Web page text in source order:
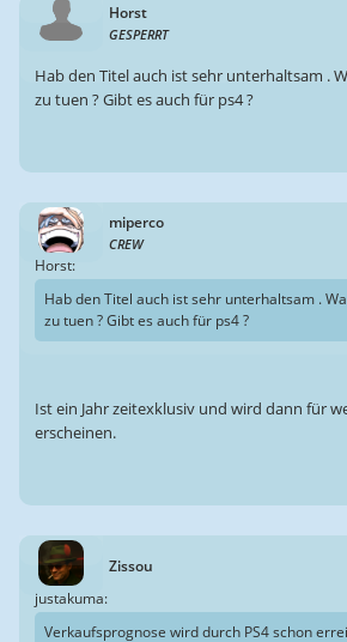
Horst
GESPERRT
Hab den Titel auch ist sehr unterhaltsam .
zu tuen ? Gibt es auch für ps4 ?
miperco
CREW
Horst:
Hab den Titel auch ist sehr unterhaltsam .
zu tuen ? Gibt es auch für ps4 ?
Ist ein Jahr zeitexklusiv und wird dann für
erscheinen.
Zissou
justakuma:
Verkaufsprognose wird durch PS4 schon